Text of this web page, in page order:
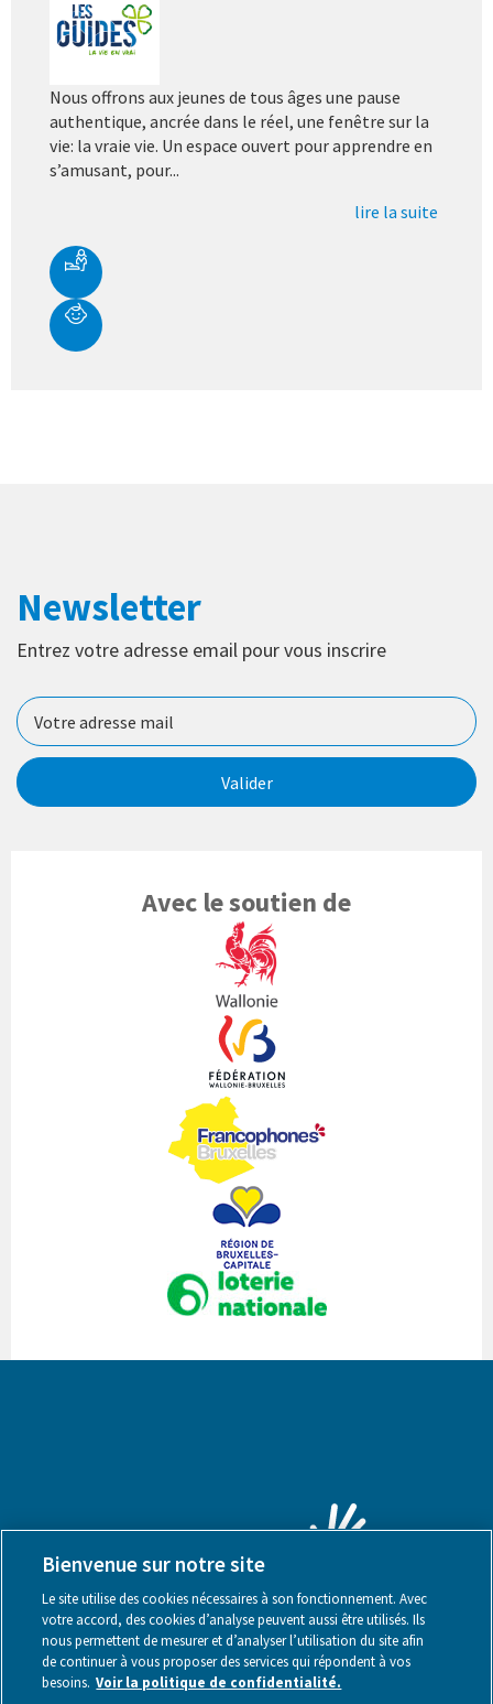
Nous offrons aux jeunes de tous âges une pause
authentique, ancrée dans le réel, une fenêtre sur la
vie: la vraie vie. Un espace ouvert pour apprendre en
s’amusant, pour...
lire la suite
Newsletter
Entrez votre adresse email pour vous inscrire
Valider
Avec le soutien de
Bienvenue sur notre site
Le site utilise des cookies nécessaires à son fonctionnement. Avec
votre accord, des cookies d’analyse peuvent aussi être utilisés. Ils
nous permettent de mesurer et d’analyser l’utilisation du site afin
de continuer à vous proposer des services qui répondent à vos
besoins. Voir la politique de confidentialité.